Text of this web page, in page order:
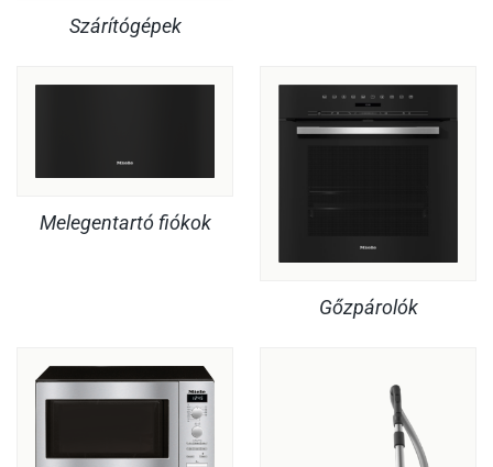
Szárítógépek
Melegentartó fiókok
Gőzpárolók